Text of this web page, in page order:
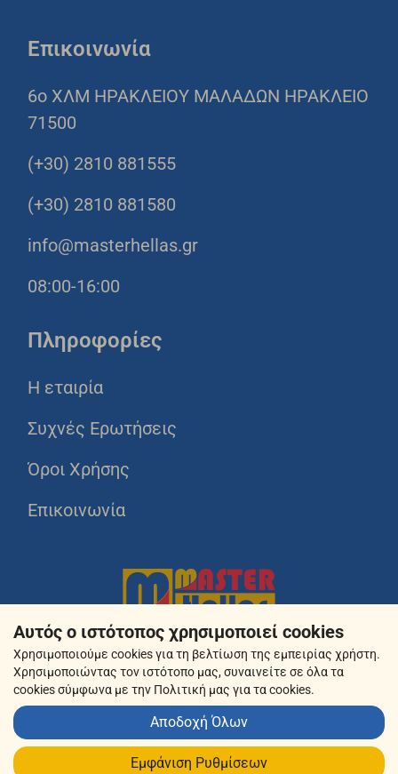
Επικοινωνία
6o ΧΛΜ ΗΡΑΚΛΕΙΟΥ ΜΑΛΑΔΩΝ ΗΡΑΚΛΕΙΟ
71500
(+30) 2810 881555
(+30) 2810 881580
info@masterhellas.gr
08:00-16:00
Πληροφορίες
Η εταιρία
Συχνές Ερωτήσεις
Όροι Χρήσης
Επικοινωνία
© 2026 masterhellas.gr
Αυτός ο ιστότοπος χρησιμοποιεί cookies
Χρησιμοποιούμε cookies για τη βελτίωση της εμπειρίας χρήστη.
Χρησιμοποιώντας τον ιστότοπο μας, συναινείτε σε όλα τα
cookies σύμφωνα με την Πολιτική μας για τα cookies.
Αποδοχή Όλων
Εμφάνιση Ρυθμίσεων